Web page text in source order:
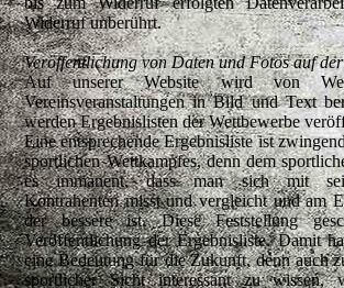
Widerruf unberührt.
Veröffentlichung von Daten und Fotos auf
Auf unserer Website wird von
Vereinsveranstaltungen in Bild und Text
werden Ergebnislisten der Wettbewerbe
Eine entsprechende Ergebnisliste ist
sportlichen Wettkampfes, denn dem
es immanent, dass man sich mit
Kontrahenten misst und vergleicht und am
der bessere ist. Diese Feststellung
Veröffentlichung der Ergebnisliste. Damit
eine Bedeutung für die Zukunft, denn auch
sportlicher Sicht interessant zu wissen,